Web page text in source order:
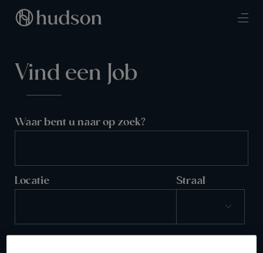
Vind een Job
Waar bent u naar op zoek?
Locatie Straal